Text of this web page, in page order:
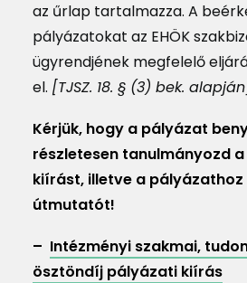
az űrlap tartalmazza. A
pályázatokat az EHÖK
ügyrendjének megfelelő
el. [TJSZ. 18. § (3) bek.
Kérjük, hogy a pályázat
részletesen tanulmányozd
kiírást, illetve a
útmutatót!
– Intézményi szakmai,
ösztöndíj pályázati kiírás